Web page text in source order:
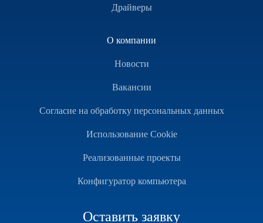
Драйверы
О компании
Новости
Вакансии
Согласие на обработку персональных данных
Использование Cookie
Реализованные проекты
Конфигуратор компьютера
Оставить заявку